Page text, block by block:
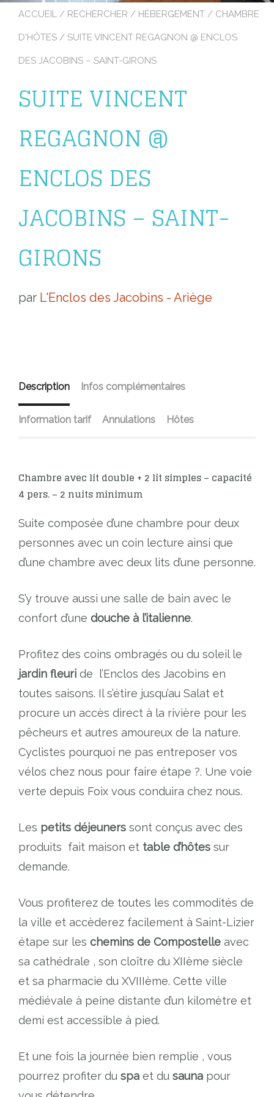
ACCUEIL / RECHERCHER / HÉBERGEMENT / CHAMBRE
D'HÔTES / SUITE VINCENT REGAGNON @ ENCLOS
DES JACOBINS – SAINT-GIRONS
SUITE VINCENT
REGAGNON @
ENCLOS DES
JACOBINS – SAINT-
GIRONS
par L'Enclos des Jacobins - Ariège
Description Infos complémentaires
Information tarif Annulations Hôtes
Chambre avec lit double + 2 lit simples – capacité
4 pers. – 2 nuits minimum
Suite composée d’une chambre pour deux
personnes avec un coin lecture ainsi que
d’une chambre avec deux lits d’une personne.
S’y trouve aussi une salle de bain avec le
confort d’une douche à l’italienne.
Profitez des coins ombragés ou du soleil le
jardin fleuri de l’Enclos des Jacobins en
toutes saisons. Il s’étire jusqu’au Salat et
procure un accès direct à la rivière pour les
pêcheurs et autres amoureux de la nature.
Cyclistes pourquoi ne pas entreposer vos
vélos chez nous pour faire étape ?. Une voie
verte depuis Foix vous conduira chez nous.
Les petits déjeuners sont conçus avec des
produits fait maison et table d’hôtes sur
demande.
Vous profiterez de toutes les commodités de
la ville et accèderez facilement à Saint-Lizier
étape sur les chemins de Compostelle avec
sa cathédrale , son cloître du XIIème siècle
et sa pharmacie du XVIIIème. Cette ville
médiévale à peine distante d’un kilomètre et
demi est accessible à pied.
Et une fois la journée bien remplie , vous
pourrez profiter du spa et du sauna pour